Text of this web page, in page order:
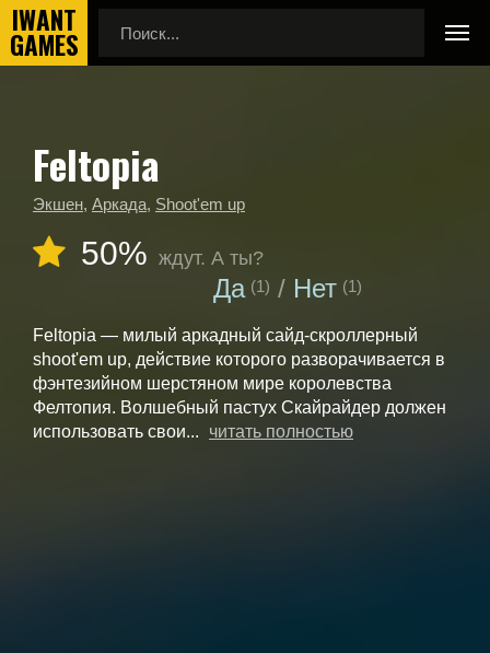
Главная
Календарь выхода игр
Feltopia
Feltopia
Экшен, Аркада, Shoot'em up
50% ждут. А ты?
Да (1) Нет (1)
Feltopia — милый аркадный сайд-скроллерный
shoot'em up, действие которого разворачивается в
фэнтезийном шерстяном мире королевства
Фелтопия. Волшебный пастух Скайрайдер должен
использовать свои...
читать полностью